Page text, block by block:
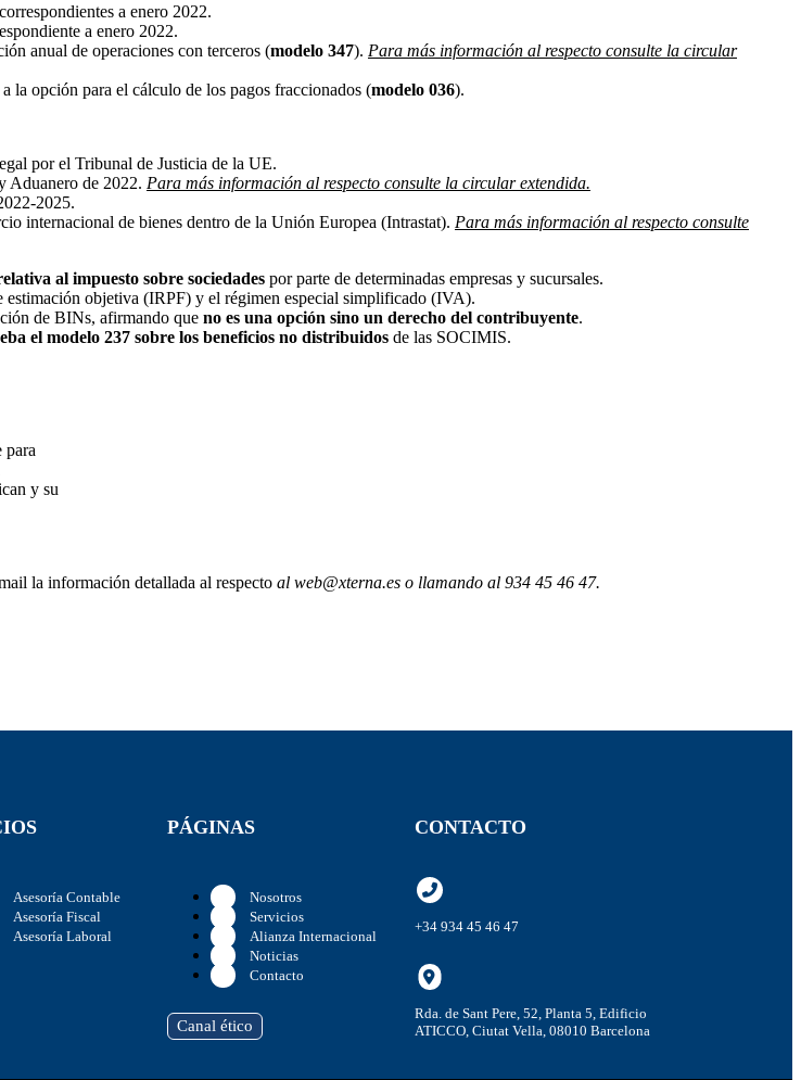
correspondientes a enero 2022.
a enero 2022.
anual de operaciones con terceros (modelo 347). Para más información al respecto consulte la circular
la opción para el cálculo de los pagos fraccionados (modelo 036).
por el Tribunal de Justicia de la UE.
Aduanero de 2022. Para más información al respecto consulte la circular extendida.
2025.
internacional de bienes dentro de la Unión Europea (Intrastat). Para más información al respecto consulte
al impuesto sobre sociedades por parte de determinadas empresas y sucursales.
estimación objetiva (IRPF) y el régimen especial simplificado (IVA).
de BINs, afirmando que no es una opción sino un derecho del contribuyente.
el modelo 237 sobre los beneficios no distribuidos de las SOCIMIS.
para
y su
la información detallada al respecto al web@xterna.es o llamando al 934 45 46 47.
Asesoría Contable
Asesoría Fiscal
Asesoría Laboral
PÁGINAS
Nosotros
Servicios
Alianza Internacional
Noticias
Contacto
Canal ético
CONTACTO
+34 934 45 46 47
Rda. de Sant Pere, 52, Planta 5, Edificio
ATICCO, Ciutat Vella, 08010 Barcelona